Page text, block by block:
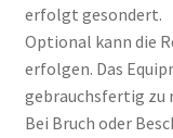
erfolgt gesondert.
Optional kann die
erfolgen. Das
gebrauchsfertig zu
Bei Bruch oder